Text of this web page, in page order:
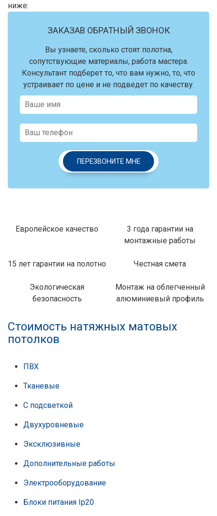
ниже:
ЗАКАЗАВ ОБРАТНЫЙ ЗВОНОК
Вы узнаете, сколько стоят полотна,
сопутствующие материалы, работа мастера.
Консультант подберет то, что вам нужно, то, что
устраивает по цене и не подведет по качеству.
ПЕРЕЗВОНИТЕ МНЕ
Европейское качество
3 года гарантии на
монтажные работы
15 лет гарантии на полотно Честная смета
Экологическая
безопасность
Монтаж на облегченный
алюминиевый профиль
Стоимость натяжных матовых
потолков
ПВХ
Тканевые
С подсветкой
Двухуровневые
Эксклюзивные
Дополнительные работы
Электрооборудование
Блоки питания Ip20